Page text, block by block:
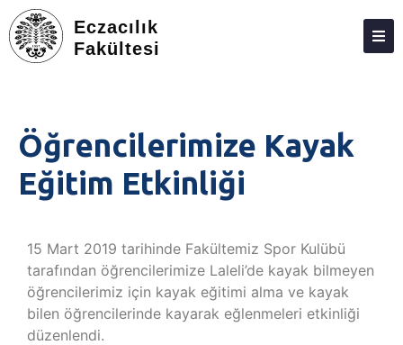
Eczacılık
Fakültesi
EĞITIM
ARAŞTIRMA
ETKINLIKLER
ÖDÜLLER
ECZACILIK FAKÜLTESI ANKETLERI
Öğrencilerimize Kayak
Eğitim Etkinliği
15 Mart 2019 tarihinde Fakültemiz Spor Kulübü
tarafından öğrencilerimize Laleli’de kayak bilmeyen
öğrencilerimiz için kayak eğitimi alma ve kayak
bilen öğrencilerinde kayarak eğlenmeleri etkinliği
düzenlendi.